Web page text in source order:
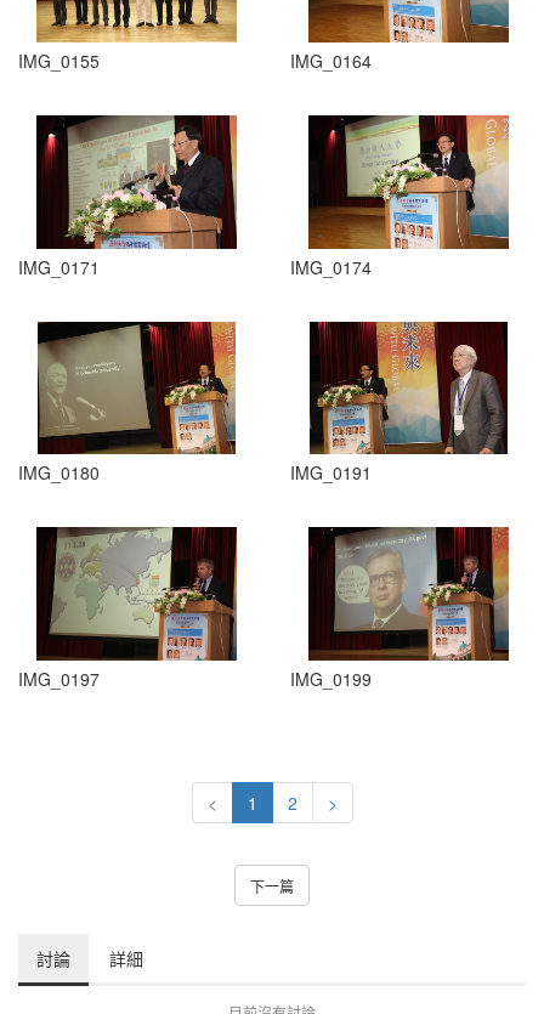
IMG_0155 IMG_0164
IMG_0171 IMG_0174
IMG_0180 IMG_0191
IMG_0197 IMG_0199
< 1 2 >
下一篇
討論 詳細